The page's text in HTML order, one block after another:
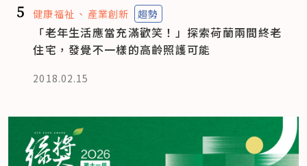
5 健康福祉 產業創新 趨勢
「老年生活應當充滿歡笑！」探索荷蘭兩間終老
住宅，發覺不一樣的高齡照護可能
2018.02.15